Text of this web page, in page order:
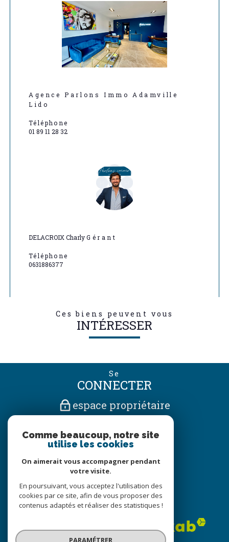
Agence Parlons Immo Adamville
Lido
Téléphone
01 89 11 28 32
DELACROIX CharlyGérant
Téléphone
0631886377
Ces biens peuvent vous
INTÉRESSER
Se
CONNECTER
espace propriétaire
SUIVRE
Nous
ADHÉRONS
Comme beaucoup, notre site
utilise les cookies
On aimerait vous accompagner pendant
votre visite.
En poursuivant, vous acceptez l'utilisation des
cookies par ce site, afin de vous proposer des
contenus adaptés et réaliser des statistiques !
PARAMÉTRER